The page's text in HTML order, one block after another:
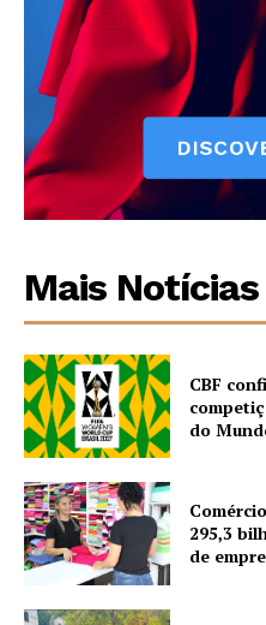
Mais Notícias
CBF
do
295,3
de